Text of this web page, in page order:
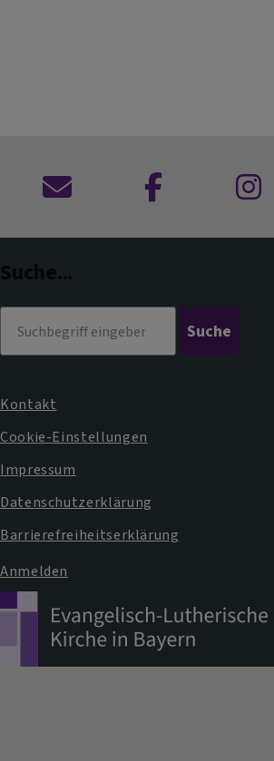
Kontaktformular
zu
zu
Suche
Fußbereichsmenü
Kontakt
Cookie-Einstellungen
Impressum
Datenschutzerklärung
Barrierefreiheitserklärung
Benutzermenü
Anmelden